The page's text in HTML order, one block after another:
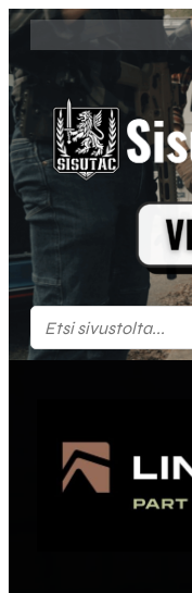
Siirry
sisältöön